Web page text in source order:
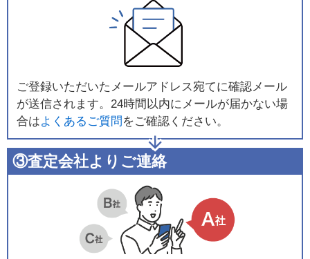
ご登録いただいたメールアドレス宛てに確認メール
が送信されます。24時間以内にメールが届かない場
合はよくあるご質問 をご確認ください。
③査定会社よりご連絡